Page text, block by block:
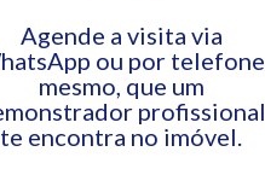
Agende a visita via
ou por telefone
mesmo, que um
profissional
te encontra no imóvel.